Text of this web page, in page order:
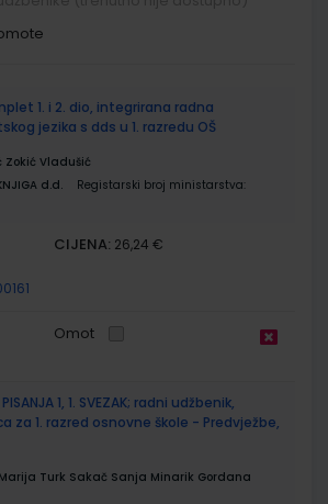
1. i 2. dio, integrirana radna
jezika s dds u 1. razredu OŠ
Zokić Vladušić
d.d.
Registarski broj ministarstva:
CIJENA: 26,24 €
Omot
1, 1. SVEZAK; radni udžbenik,
za 1. razred osnovne škole - Predvježbe,
Turk Sakač Sanja Minarik Gordana